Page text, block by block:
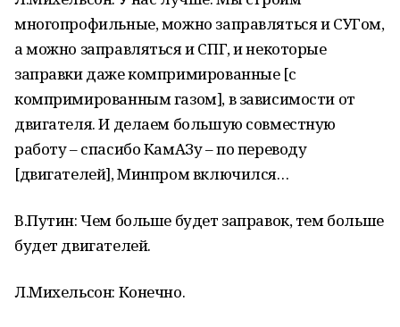
многопрофильные, можно заправляться и СУГом,
а можно заправляться и СПГ, и некоторые
заправки даже компримированные [с
компримированным газом], в зависимости от
двигателя. И делаем большую совместную
работу – спасибо КамАЗу – по переводу
[двигателей], Минпром включился…
В.Путин: Чем больше будет заправок, тем больше
будет двигателей.
Л.Михельсон: Конечно.